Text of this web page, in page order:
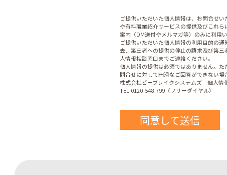
ご提供いただいた個人情報は、お問合せ
や有料職業紹介サービスの提供及びこれ
案内（DM送付やメルマガ等）のみに利用
ご提供いただいた個人情報の利用目的の
去、第三者への提供の停止の請求及び第
人情報相談窓口までご連絡ください。
個人情報の提供は必須ではありません。
問合せに対して円滑なご回答ができない場
株式会社ビーブレイクシステムズ 個人情
TEL:0120-548-799（フリーダイヤル）